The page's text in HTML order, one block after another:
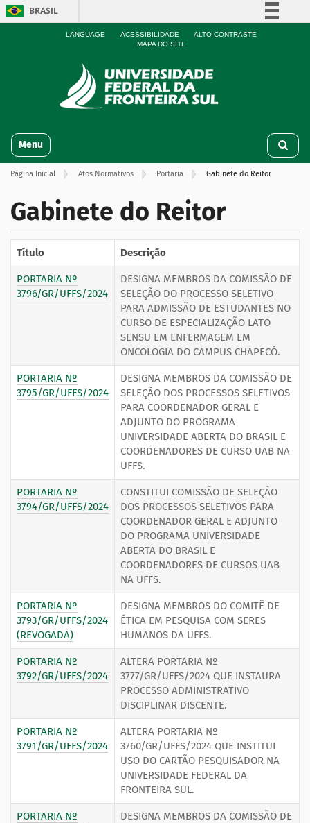
BRASIL
Simplifique!
Participe
Acesso à informação
LANGUAGE ACESSIBILIDADE
ALTO CONTRASTE
MAPA DO SITE
v
Toggle navigation
Página Inicial Atos Normativos Portaria Gabinete do Reitor
Gabinete do Reitor
Título Descrição
PORTARIA Nº
3796/GR/UFFS/2024
DESIGNA MEMBROS DA COMISSÃO DE
SELEÇÃO DO PROCESSO SELETIVO
PARA ADMISSÃO DE ESTUDANTES NO
CURSO DE ESPECIALIZAÇÃO LATO
SENSU EM ENFERMAGEM EM
ONCOLOGIA DO CAMPUS CHAPECÓ.
PORTARIA Nº
3795/GR/UFFS/2024
DESIGNA MEMBROS DA COMISSÃO DE
SELEÇÃO DOS PROCESSOS SELETIVOS
PARA COORDENADOR GERAL E
ADJUNTO DO PROGRAMA
UNIVERSIDADE ABERTA DO BRASIL E
COORDENADORES DE CURSO UAB NA
UFFS.
PORTARIA Nº
3794/GR/UFFS/2024
CONSTITUI COMISSÃO DE SELEÇÃO
DOS PROCESSOS SELETIVOS PARA
COORDENADOR GERAL E ADJUNTO
DO PROGRAMA UNIVERSIDADE
ABERTA DO BRASIL E
COORDENADORES DE CURSOS UAB
NA UFFS.
PORTARIA Nº
3793/GR/UFFS/2024
(REVOGADA)
DESIGNA MEMBROS DO COMITÊ DE
ÉTICA EM PESQUISA COM SERES
HUMANOS DA UFFS.
PORTARIA Nº
3792/GR/UFFS/2024
ALTERA PORTARIA Nº
3777/GR/UFFS/2024 QUE INSTAURA
PROCESSO ADMINISTRATIVO
DISCIPLINAR DISCENTE.
PORTARIA Nº
3791/GR/UFFS/2024
ALTERA PORTARIA Nº
3760/GR/UFFS/2024 QUE INSTITUI
USO DO CARTÃO PESQUISADOR NA
UNIVERSIDADE FEDERAL DA
FRONTEIRA SUL.
PORTARIA Nº
DESIGNA MEMBROS DA COMISSÃO DE